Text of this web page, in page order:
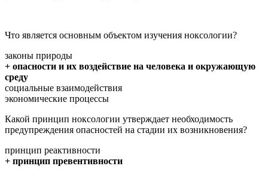
Что является основным объектом изучения ноксологии?
законы природы
+ опасности и их воздействие на человека и окружающую
среду
социальные взаимодействия
экономические процессы
Какой принцип ноксологии утверждает необходимость
предупреждения опасностей на стадии их возникновения?
принцип реактивности
+ принцип превентивности